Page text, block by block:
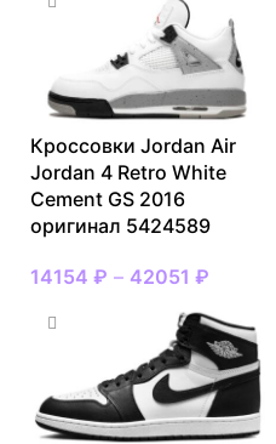
Кроссовки Jordan Air
Jordan 4 Retro White
Cement GS 2016
оригинал 5424589
14154 ₽ – 42051 ₽